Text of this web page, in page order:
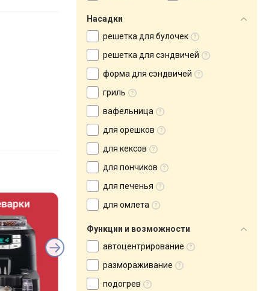
Насадки
решетка для булочек
решетка для сэндвичей
форма для сэндвичей
гриль
вафельница
для орешков
для кексов
для пончиков
для печенья
для омлета
Функции и возможности
автоцентрирование
размораживание
подогрев